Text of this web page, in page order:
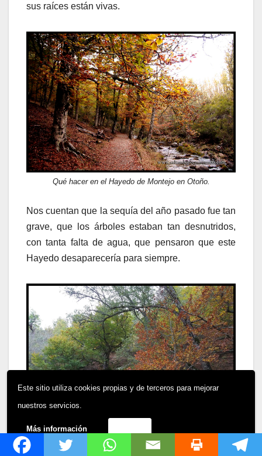
Este sitio utiliza cookies propias y de terceros para mejorar
nuestros servicios.
Más información
sus raíces están vivas.
Qué hacer en el Hayedo de Montejo en Otoño.
Nos cuentan que la sequía del año pasado fue tan
grave, que los árboles estaban tan desnutridos,
con tanta falta de agua, que pensaron que este
Hayedo desaparecería para siempre.
Contraste de colores en el Hayedo de Montejo.